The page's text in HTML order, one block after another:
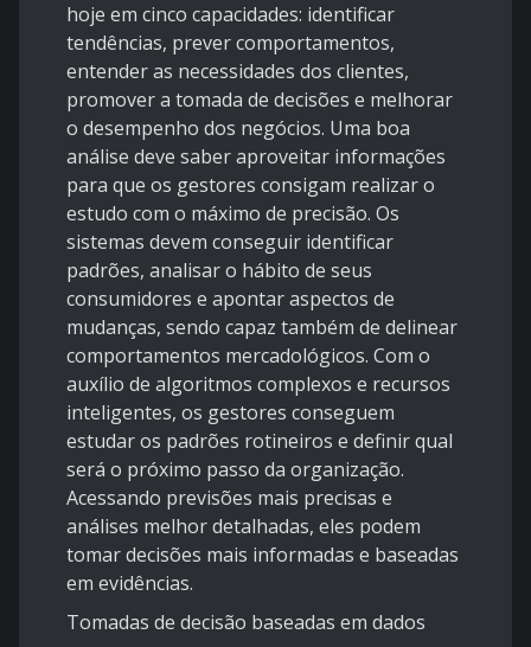
hoje em cinco capacidades: identificar
tendências, prever comportamentos,
entender as necessidades dos clientes,
promover a tomada de decisões e melhorar
o desempenho dos negócios. Uma boa
análise deve saber aproveitar informações
para que os gestores consigam realizar o
estudo com o máximo de precisão. Os
sistemas devem conseguir identificar
padrões, analisar o hábito de seus
consumidores e apontar aspectos de
mudanças, sendo capaz também de delinear
comportamentos mercadológicos. Com o
auxílio de algoritmos complexos e recursos
inteligentes, os gestores conseguem
estudar os padrões rotineiros e definir qual
será o próximo passo da organização.
Acessando previsões mais precisas e
análises melhor detalhadas, eles podem
tomar decisões mais informadas e baseadas
em evidências.
Tomadas de decisão baseadas em dados